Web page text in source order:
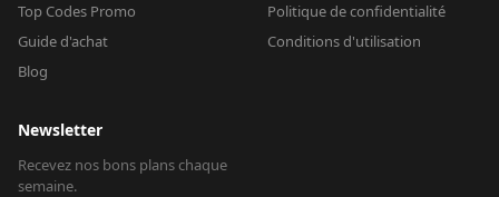
Top Codes Promo
Guide d'achat
Blog
Politique de confidentialité
Conditions d'utilisation
Newsletter
Recevez nos bons plans chaque
semaine.